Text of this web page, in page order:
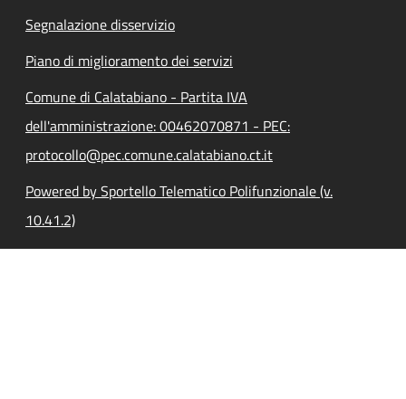
Segnalazione disservizio
Piano di miglioramento dei servizi
Comune di Calatabiano - Partita IVA
dell'amministrazione: 00462070871 - PEC:
protocollo@pec.comune.calatabiano.ct.it
Powered by Sportello Telematico Polifunzionale (v.
10.41.2)